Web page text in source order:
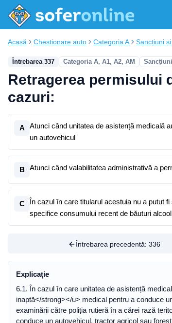
Acasă Chestionare auto Categoria A Sancțiuni
Întrebarea 337 Categoria A, A1, A2, AM
Retragerea permisului
cazuri:
A
Atunci când unitatea de asistență medicală
un autovehicul
B Atunci
C
În cazul în care titularul acestuia nu a putut
specifice consumului recent de băuturi
Întrebarea precedentă: 336
Explicație
6.1. În cazul în care unitatea de asistență
inaptă</strong></u> medical pentru a conduce
examinării către poliția rutieră în a cărei rază
conduce un autovehicul, tractor agricol sau